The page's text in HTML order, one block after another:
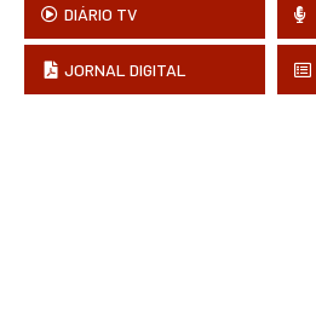
DIÁRIO TV
JORNAL DIGITAL